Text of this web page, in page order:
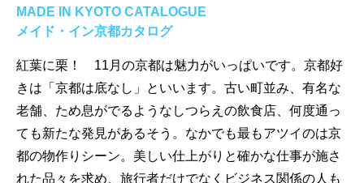
MADE IN KYOTO CATALOGUE
メイド・イン京都カタログ
紅葉に栗！ 11月の京都は魅力がいっぱいです。京都好
きは「京都は底なし」といいます。古い町並み、有名な
老舗、ため息がでるようなしつらえの飲食店、何度通っ
ても新たな発見があるそう。なかでも最もアツイのは京
都の物作りシーン。美しい仕上がりと確かな仕事が施さ
れた品々を求め、旅行者だけでなくビジネス関係の人も